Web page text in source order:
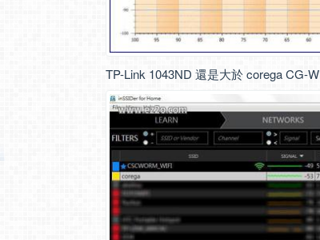
TP-Link 1043ND 還是大於 corega CG-